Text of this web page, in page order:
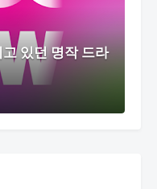
있던 명작 드라